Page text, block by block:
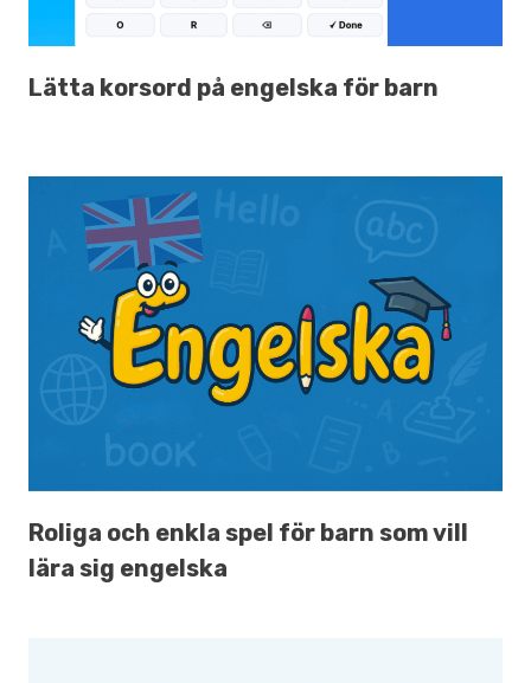
Lätta korsord på engelska för barn
Roliga och enkla spel för barn som vill
lära sig engelska